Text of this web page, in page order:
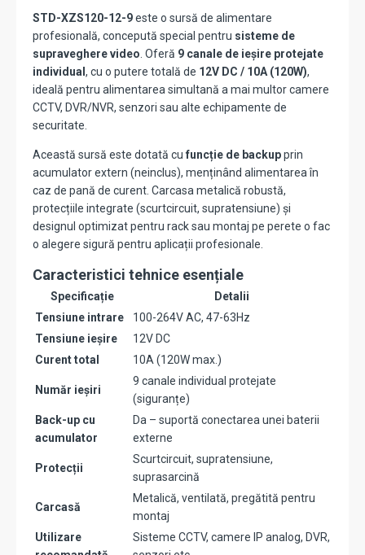
STD-XZS120-12-9este o sursă de alimentare
profesională, concepută special pentru sisteme de
supraveghere video. Oferă 9 canale de ieșire protejate
individual , cu o putere totală de 12V DC / 10A (120W),
ideală pentru alimentarea simultană a mai multor camere
CCTV, DVR/NVR, senzori sau alte echipamente de
securitate.
Această sursă este dotată cu funcție de backupprin
acumulator extern (neinclus), menținând alimentarea în
caz de pană de curent. Carcasa metalică robustă,
protecțiile integrate (scurtcircuit, supratensiune) și
designul optimizat pentru rack sau montaj pe perete o fac
o alegere sigură pentru aplicații profesionale.
Caracteristici tehnice esențiale
Specificație
Detalii
Tensiune intrare
100-264V AC, 47-63Hz
Tensiune ieșire
12V DC
Curent total
10A (120W max.)
Număr ieșiri
9 canale individual protejate
(siguranțe)
Back-up cu
acumulator
Da – suportă conectarea unei baterii
externe
Protecții
Scurtcircuit, supratensiune,
suprasarcină
Carcasă
Metalică, ventilată, pregătită pentru
montaj
Utilizare
Sisteme CCTV, camere IP analog, DVR,